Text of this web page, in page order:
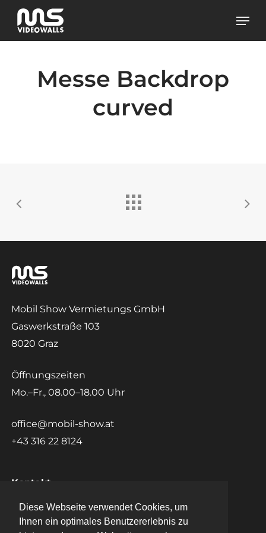
Skip
main
Menu
Messe Backdrop
curved
Mobil Show Vermietungs GmbH
Gaswerkstraße 103
8020 Graz
Öffnungszeiten
Mo.–Fr., 08.00–18.00 Uhr
office@mobil-show.at
+43 316 22 8124
Kontakt
Datenschutz
Diese Webseite verwendet Cookies, um
Ihnen ein optimales Benutzererlebnis zu
Diese Webseite verwendet Cookies, um
Ihnen ein optimales Benutzererlebnis zu